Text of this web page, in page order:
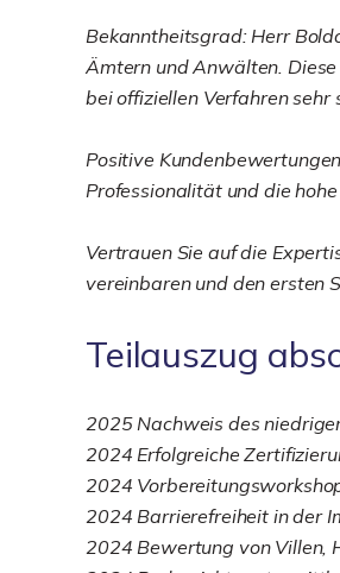
Bekanntheitsgrad: Herr
Ämtern und Anwälten.
bei offiziellen Verfahren
Positive
Professionalität und die
Vertrauen Sie auf die
vereinbaren und den ersten
Teilauszug
2025 Nachweis des
2024 Erfolgreiche
2024
2024 Barrierefreiheit in der
2024 Bewertung von Villen,